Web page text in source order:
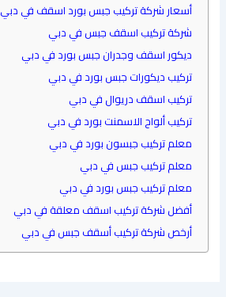
أسعار شركة تركيب جبس بورد اسقف في دبي
شركة تركيب اسقف جبس في دبي
ديكور اسقف وجدران جبس بورد في دبي
تركيب ديكورات جبس بورد في دبي
تركيب اسقف دريوال في دبي
تركيب ألواح الاسمنت بورد في دبي
معلم تركيب جبسون بورد في دبي
معلم تركيب جبس في دبي
معلم تركيب جبس بورد في دبي
أفضل شركة تركيب اسقف معلقة في دبي
أرخص شركة تركيب أسقف جبس في دبي